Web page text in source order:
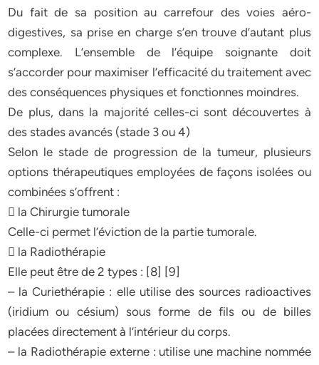
Du fait de sa position au carrefour des voies aéro-
digestives, sa prise en charge s’en trouve d’autant plus
complexe. L’ensemble de l’équipe soignante doit
s’accorder pour maximiser l’efficacité du traitement avec
des conséquences physiques et fonctionnes moindres.
De plus, dans la majorité celles-ci sont découvertes à
des stades avancés (stade 3 ou 4)
Selon le stade de progression de la tumeur, plusieurs
options thérapeutiques employées de façons isolées ou
combinées s’offrent :
 la Chirurgie tumorale
Celle-ci permet l’éviction de la partie tumorale.
 la Radiothérapie
Elle peut être de 2 types : [8] [9]
– la Curiethérapie : elle utilise des sources radioactives
(iridium ou césium) sous forme de fils ou de billes
placées directement à l’intérieur du corps.
– la Radiothérapie externe : utilise une machine nommée